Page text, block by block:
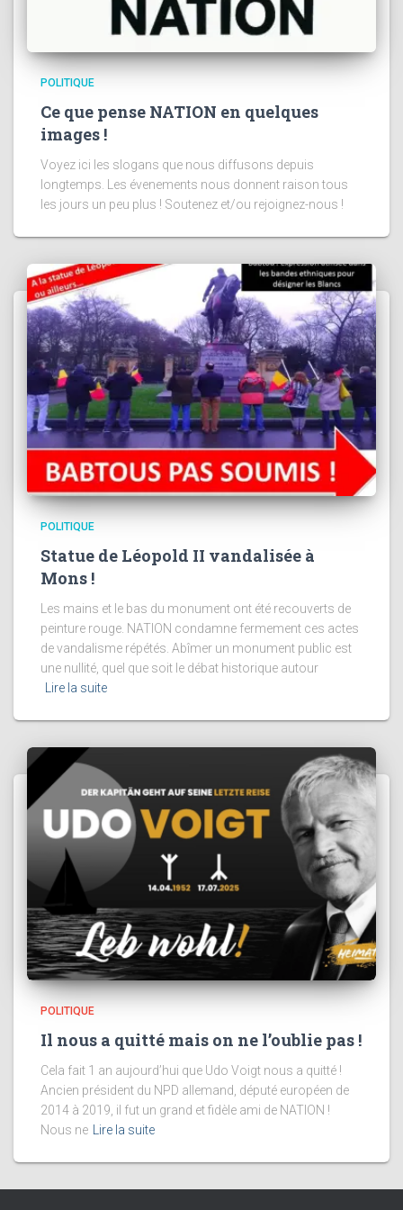
POLITIQUE
Ce que pense NATION en quelques
images !
Voyez ici les slogans que nous diffusons depuis
longtemps. Les évenements nous donnent raison tous
les jours un peu plus ! Soutenez et/ou rejoignez-nous !
POLITIQUE
Statue de Léopold II vandalisée à
Mons !
Les mains et le bas du monument ont été recouverts de
peinture rouge. NATION condamne fermement ces actes
de vandalisme répétés. Abîmer un monument public est
une nullité, quel que soit le débat historique autour
Lire la suite
POLITIQUE
Il nous a quitté mais on ne l’oublie pas !
Cela fait 1 an aujourd’hui que Udo Voigt nous a quitté !
Ancien président du NPD allemand, député européen de
2014 à 2019, il fut un grand et fidèle ami de NATION !
Nous ne
Lire la suite